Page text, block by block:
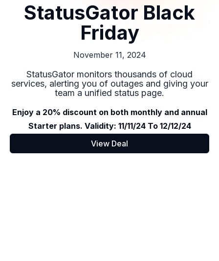
StatusGator Black
Friday
November 11, 2024
StatusGator monitors thousands of cloud
services, alerting you of outages and giving your
team a unified status page.
Enjoy a 20% discount on both monthly and annual
Starter plans. Validity: 11/11/24 To 12/12/24
View Deal